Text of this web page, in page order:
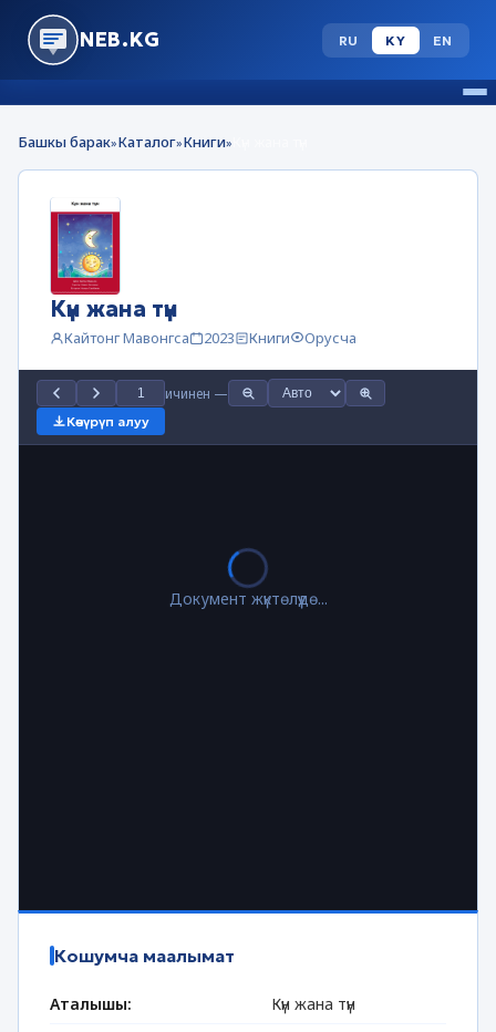
NEB.KG RU KY EN
Башкы барак»Каталог»Книги»
Күн жана түн
Кайтонг Мавонгса 2023 Книги Орусча
ичинен —
Көчүрүп алуу
Документ жүктөлүүдө...
Кошумча маалымат
Аталышы:
Күн жана түн